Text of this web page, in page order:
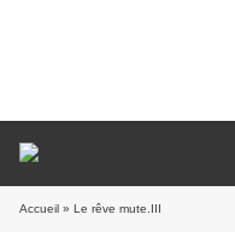
Accueil » Le rêve mute.III